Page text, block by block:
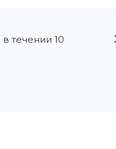
течении 10